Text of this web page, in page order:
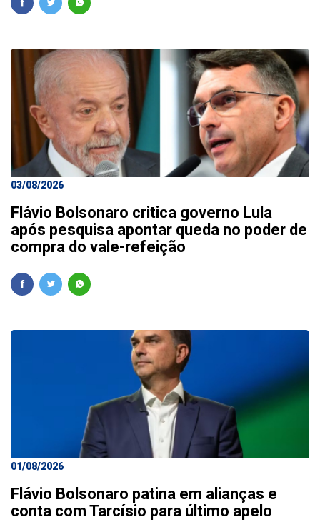
03/08/2026
Flávio Bolsonaro critica governo Lula
após pesquisa apontar queda no poder de
compra do vale-refeição
01/08/2026
Flávio Bolsonaro patina em alianças e
conta com Tarcísio para último apelo